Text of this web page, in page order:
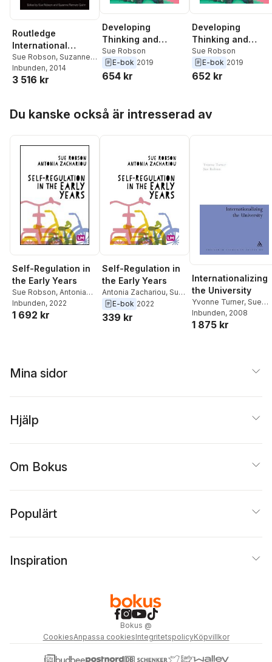
Routledge
International
Handbook of Young
Children's Thinking
and Understanding
Sue Robson, Suzanne
Flannery Quinn
Inbunden, 2014
3 516 kr
Developing
Thinking and
Understanding in
Young Children
Sue Robson
E-bok 2019
654 kr
Developing
Thinking and
Understanding in
Young Children
Sue Robson
E-bok 2019
652 kr
Du kanske också är intresserad av
Self-Regulation in
the Early Years
Sue Robson, Antonia
Zachariou
Inbunden, 2022
1 692 kr
Self-Regulation in
the Early Years
Antonia Zachariou, Sue
Robson
E-bok 2022
339 kr
Internationalizing
the University
Yvonne Turner, Sue
Robson
Inbunden, 2008
1 875 kr
Mina sidor
Hjälp
Om Bokus
Populärt
Inspiration
Bokus @
CookiesAnpassa cookiesIntegritetspolicyKöpvillkor